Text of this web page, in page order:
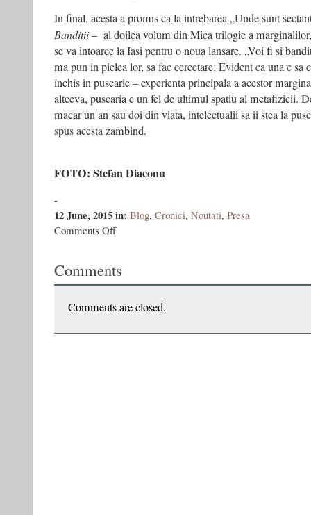
In final, acesta a promis ca la intrebarea „Unde sunt
Banditii– al doilea volum din Mica trilogie a marginalilor,
se va intoarce la Iasi pentru o noua lansare. „Voi fi si
ma pun in pielea lor, sa fac cercetare. Evident ca una e sa
inchis in puscarie – experienta principala a acestor
altceva, puscaria e un fel de ultimul spatiu al metafizicii.
macar un an sau doi din viata, intelectualii sa ii stea la
spus acesta zambind.
FOTO: Stefan Diaconu
-
12 June, 2015in: Blog, Cronici, Noutati, Presa
Comments Offon
cunostinta
Sectantii
Comments
Comments are closed.